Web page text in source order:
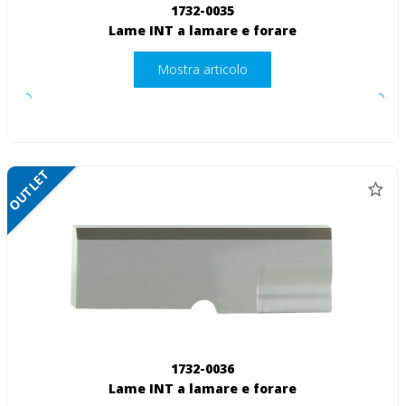
1732-0035
Lame INT a lamare e forare
Mostra articolo
OUTLET
1732-0036
Lame INT a lamare e forare